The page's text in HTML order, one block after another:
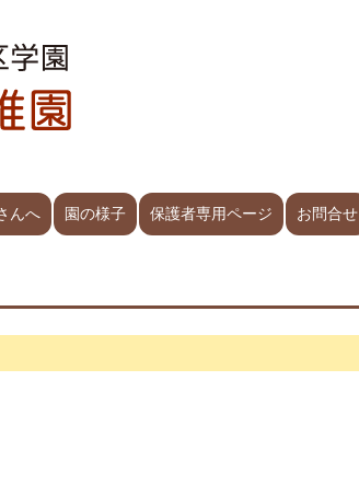
んへ 園の様子 保護者専用ページ お問合せ